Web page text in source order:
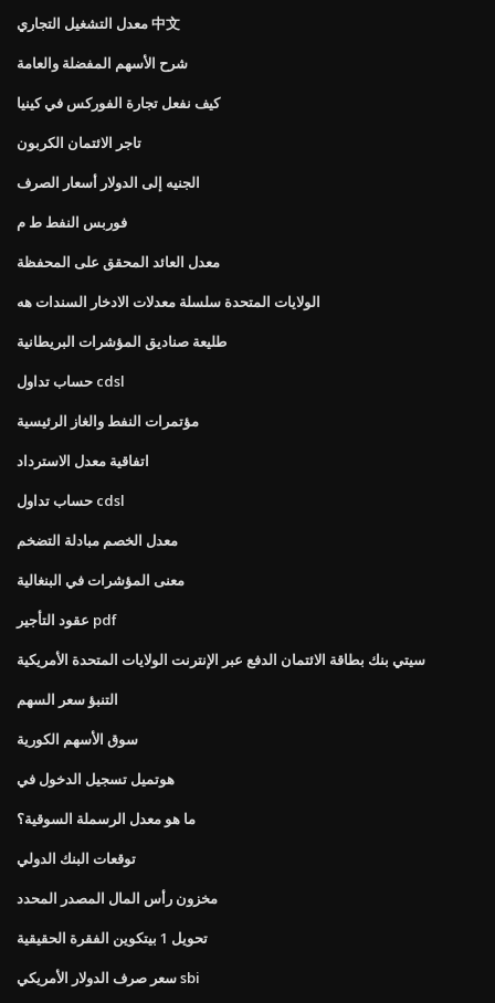
معدل التشغيل التجاري 中文
شرح الأسهم المفضلة والعامة
كيف نفعل تجارة الفوركس في كينيا
تاجر الائتمان الكربون
الجنيه إلى الدولار أسعار الصرف
فوربس النفط ط م
معدل العائد المحقق على المحفظة
الولايات المتحدة سلسلة معدلات الادخار السندات هه
طليعة صناديق المؤشرات البريطانية
حساب تداول cdsl
مؤتمرات النفط والغاز الرئيسية
اتفاقية معدل الاسترداد
حساب تداول cdsl
معدل الخصم مبادلة التضخم
معنى المؤشرات في البنغالية
عقود التأجير pdf
سيتي بنك بطاقة الائتمان الدفع عبر الإنترنت الولايات المتحدة الأمريكية
التنبؤ سعر السهم
سوق الأسهم الكورية
هوتميل تسجيل الدخول في
ما هو معدل الرسملة السوقية؟
توقعات البنك الدولي
مخزون رأس المال المصدر المحدد
تحويل 1 بيتكوين الفقرة الحقيقية
سعر صرف الدولار الأمريكي sbi